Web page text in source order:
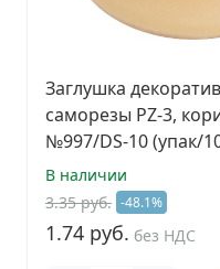
Заглушка
саморезы PZ-3,
№997/DS-10 (упак/
В наличии
3.35 руб. -48.1%
1.74 руб. без НДС